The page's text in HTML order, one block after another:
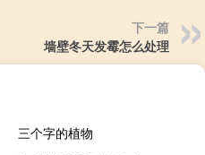
下一篇
墙壁冬天发霉怎么处理
三个字的植物